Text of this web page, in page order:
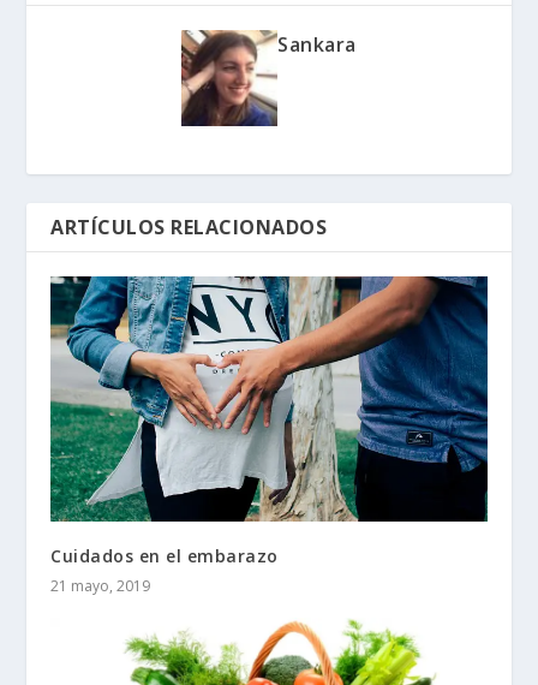
Sankara
ARTÍCULOS RELACIONADOS
Cuidados en el embarazo
21 mayo, 2019